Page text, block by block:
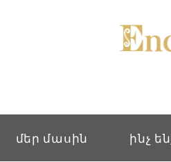
մեր մասին ինչ